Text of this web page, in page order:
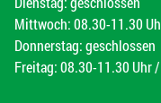
Mittwoch: 08.30-11.30
Donnerstag: geschlossen
Freitag: 08.30-11.30 Uhr